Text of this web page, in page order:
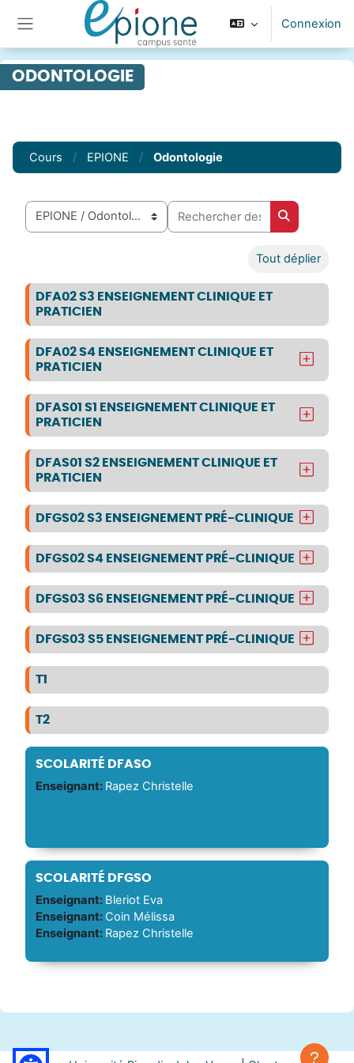
Passer au contenu principal
Panneau latéral
Connexion
ODONTOLOGIE
Cours EPIONE Odontologie
Catégories de cours
Rechercher des cours
Rechercher
Tout déplier
DFA02 S3 ENSEIGNEMENT CLINIQUE ET
PRATICIEN
DFA02 S4 ENSEIGNEMENT CLINIQUE ET
PRATICIEN
DFAS01 S1 ENSEIGNEMENT CLINIQUE ET
PRATICIEN
DFAS01 S2 ENSEIGNEMENT CLINIQUE ET
PRATICIEN
DFGS02 S3 ENSEIGNEMENT PRÉ-CLINIQUE
DFGS02 S4 ENSEIGNEMENT PRÉ-CLINIQUE
DFGS03 S6 ENSEIGNEMENT PRÉ-CLINIQUE
DFGS03 S5 ENSEIGNEMENT PRÉ-CLINIQUE
T1
T2
SCOLARITÉ DFASO
Enseignant: Rapez Christelle
SCOLARITÉ DFGSO
Enseignant: Bleriot Eva
Enseignant: Coin Mélissa
Enseignant: Rapez Christelle